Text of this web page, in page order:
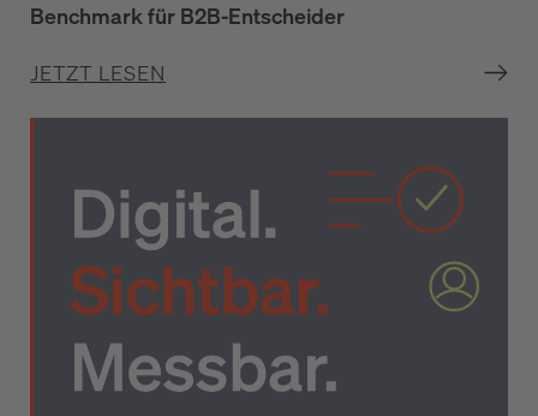
Benchmark für B2B-Entscheider
JETZT LESEN